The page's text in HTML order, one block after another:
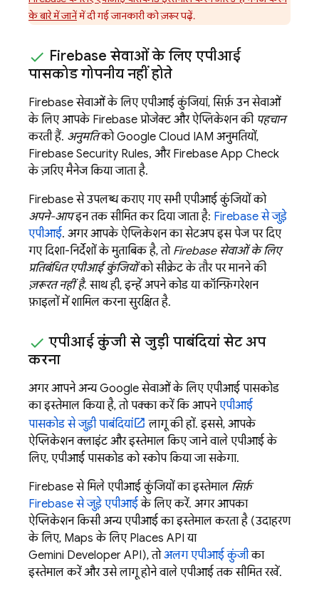
के बारे में जानेंमें दी गई जानकारी को ज़रूर पढ़ें.
Firebase सेवाओं के लिए एपीआई
पासकोड गोपनीय नहीं होते
Firebase सेवाओं के लिए एपीआई कुंजियां, सिर्फ़ उन सेवाओं
के लिए आपके Firebase प्रोजेक्ट और ऐप्लिकेशन की पहचान
करती हैं. अनुमतिकोGoogle Cloud IAM अनुमतियों,
Firebase Security Rules, और Firebase App Check
के ज़रिए मैनेज किया जाता है.
Firebase से उपलब्ध कराए गए सभी एपीआई कुंजियों को
अपने-आपइन तक सीमित कर दिया जाता है: Firebase से जुड़े
एपीआई. अगर आपके ऐप्लिकेशन का सेटअप इस पेज पर दिए
गए दिशा-निर्देशों के मुताबिक है, तो Firebase सेवाओं के लिए
प्रतिबंधित एपीआई कुंजियोंको सीक्रेट के तौर पर मानने की
ज़रूरत नहीं है. साथ ही, इन्हें अपने कोड या कॉन्फ़िगरेशन
फ़ाइलों में शामिल करना सुरक्षित है.
एपीआई कुंजी से जुड़ी पाबंदियां सेट अप
करना
अगर आपने अन्य Google सेवाओं के लिए एपीआई पासकोड
का इस्तेमाल किया है, तो पक्का करें कि आपनेएपीआई
पासकोड से जुड़ी पाबंदियां
लागू की हों. इससे, आपके
ऐप्लिकेशन क्लाइंट और इस्तेमाल किए जाने वाले एपीआई के
लिए, एपीआई पासकोड को स्कोप किया जा सकेगा.
Firebase से मिले एपीआई कुंजियों का इस्तेमाल सिर्फ़
Firebase से जुड़े एपीआईके लिए करें. अगर आपका
ऐप्लिकेशन किसी अन्य एपीआई का इस्तेमाल करता है (उदाहरण
के लिए, Maps के लिए Places API या
Gemini Developer API), तोअलग एपीआई कुंजीका
इस्तेमाल करें और उसे लागू होने वाले एपीआई तक सीमित रखें.